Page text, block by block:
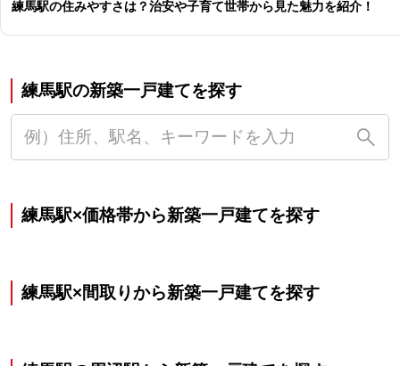
練馬駅の住みやすさは？治安や子育て世帯から見た魅力を紹介！
練馬駅の新築一戸建てを探す
練馬駅×価格帯から新築一戸建てを探す
練馬駅×間取りから新築一戸建てを探す